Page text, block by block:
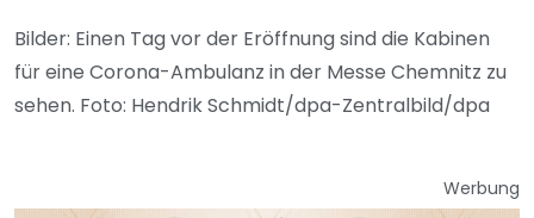
Bilder: Einen Tag vor der Eröffnung sind die Kabinen
für eine Corona-Ambulanz in der Messe Chemnitz zu
sehen. Foto: Hendrik Schmidt/dpa-Zentralbild/dpa
Werbung